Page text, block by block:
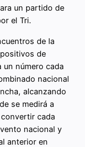
un partido de
el Tri.
de la
de
número cada
nacional
alcanzando
se medirá a
cada
nacional y
anterior en